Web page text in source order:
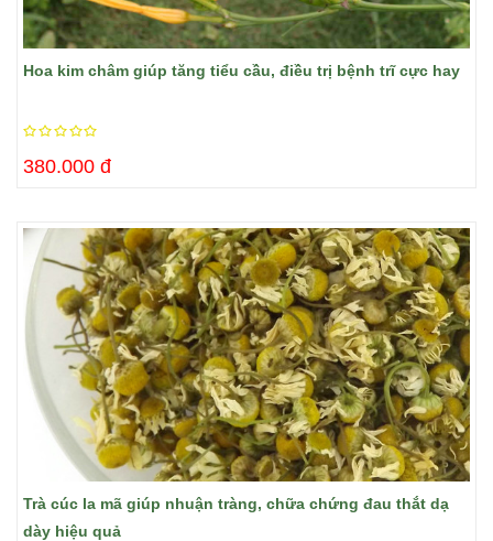
Hoa kim châm giúp tăng tiểu cầu, điều trị bệnh trĩ cực hay
380.000 đ
Trà cúc la mã giúp nhuận tràng, chữa chứng đau thắt dạ
dày hiệu quả